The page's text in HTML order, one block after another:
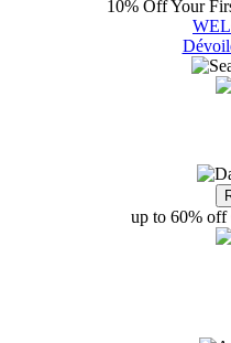
10% Off Your
up to 60% off